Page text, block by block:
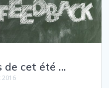
de cet été …
2016